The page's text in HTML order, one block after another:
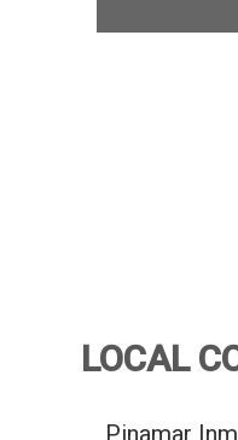
LOCAL
Pinamar